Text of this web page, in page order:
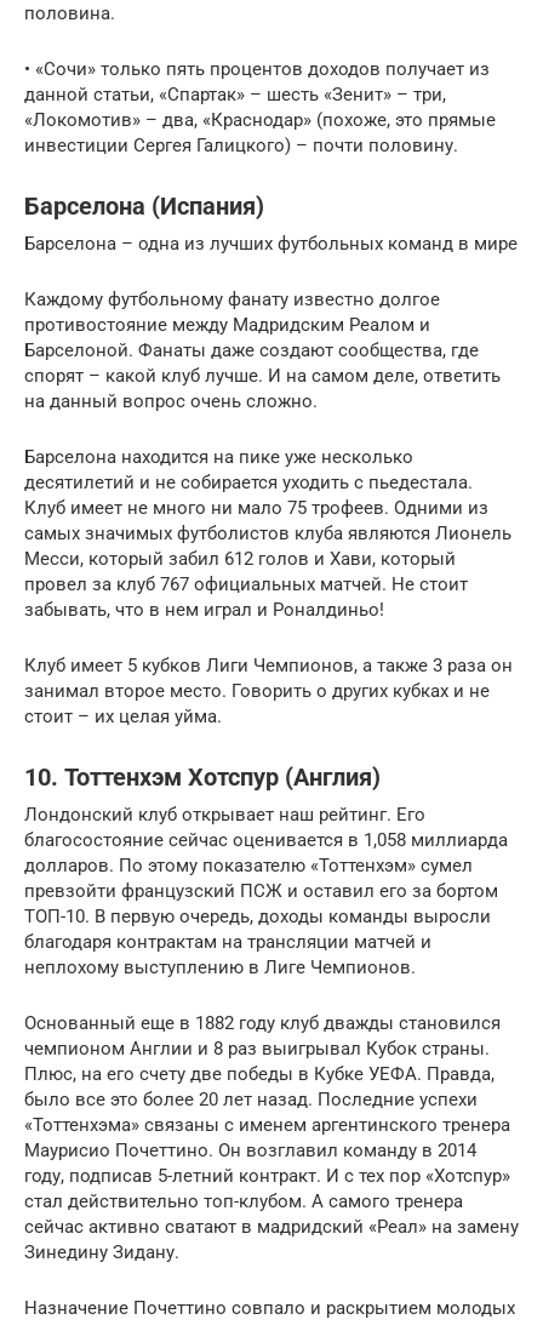
половина.
• «Сочи» только пять процентов доходов получает из
данной статьи, «Спартак» – шесть «Зенит» – три,
«Локомотив» – два, «Краснодар» (похоже, это прямые
инвестиции Сергея Галицкого) – почти половину.
Барселона (Испания)
Барселона – одна из лучших футбольных команд в мире
Каждому футбольному фанату известно долгое
противостояние между Мадридским Реалом и
Барселоной. Фанаты даже создают сообщества, где
спорят – какой клуб лучше. И на самом деле, ответить
на данный вопрос очень сложно.
Барселона находится на пике уже несколько
десятилетий и не собирается уходить с пьедестала.
Клуб имеет не много ни мало 75 трофеев. Одними из
самых значимых футболистов клуба являются Лионель
Месси, который забил 612 голов и Хави, который
провел за клуб 767 официальных матчей. Не стоит
забывать, что в нем играл и Роналдиньо!
Клуб имеет 5 кубков Лиги Чемпионов, а также 3 раза он
занимал второе место. Говорить о других кубках и не
стоит – их целая уйма.
10. Тоттенхэм Хотспур (Англия)
Лондонский клуб открывает наш рейтинг. Его
благосостояние сейчас оценивается в 1,058 миллиарда
долларов. По этому показателю «Тоттенхэм» сумел
превзойти французский ПСЖ и оставил его за бортом
ТОП-10. В первую очередь, доходы команды выросли
благодаря контрактам на трансляции матчей и
неплохому выступлению в Лиге Чемпионов.
Основанный еще в 1882 году клуб дважды становился
чемпионом Англии и 8 раз выигрывал Кубок страны.
Плюс, на его счету две победы в Кубке УЕФА. Правда,
было все это более 20 лет назад. Последние успехи
«Тоттенхэма» связаны с именем аргентинского тренера
Маурисио Почеттино. Он возглавил команду в 2014
году, подписав 5-летний контракт. И с тех пор «Хотспур»
стал действительно топ-клубом. А самого тренера
сейчас активно сватают в мадридский «Реал» на замену
Зинедину Зидану.
Назначение Почеттино совпало и раскрытием молодых